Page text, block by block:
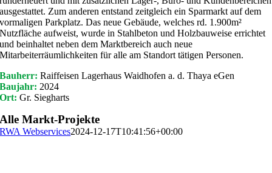
ausgestattet. Zum anderen entstand zeitgleich ein Sparmarkt auf dem
vormaligen Parkplatz. Das neue Gebäude, welches rd. 1.900m²
Nutzfläche aufweist, wurde in Stahlbeton und Holzbauweise errichtet
und beinhaltet neben dem Marktbereich auch neue
Mitarbeiterräumlichkeiten für alle am Standort tätigen Personen.
Bauherr: Raiffeisen Lagerhaus Waidhofen a. d. Thaya eGen
Baujahr: 2024
Ort: Gr. Siegharts
Alle Markt-Projekte
RWA Webservices2024-12-17T10:41:56+00:00